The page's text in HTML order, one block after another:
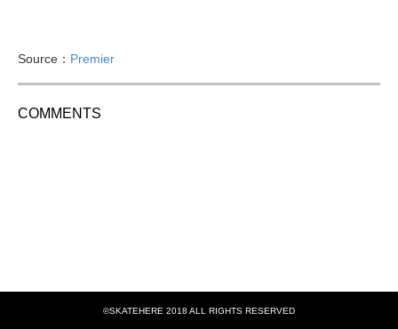
Source： Premier
COMMENTS
©SKATEHERE 2018 ALL RIGHTS RESERVED